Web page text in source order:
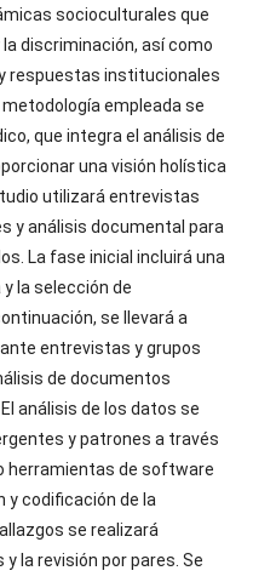
socioculturales que
discriminación, así como
respuestas institucionales
empleada se
que integra el análisis de
una visión holística
utilizará entrevistas
y análisis documental para
La fase inicial incluirá una
la selección de
se llevará a
entrevistas y grupos
de documentos
análisis de los datos se
y patrones a través
herramientas de software
y codificación de la
se realizará
la revisión por pares. Se